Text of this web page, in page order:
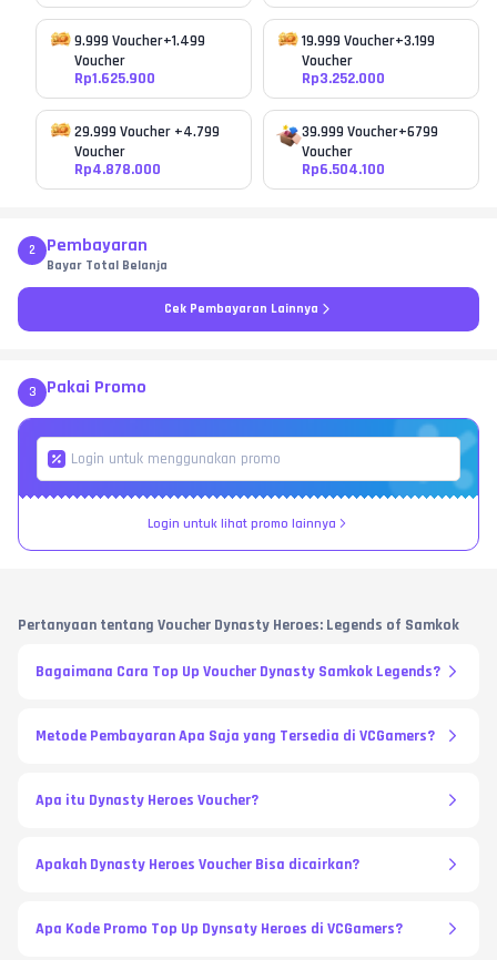
9.999 Voucher+1.499
Voucher
Rp1.625.900
19.999 Voucher+3.199
Voucher
Rp3.252.000
29.999 Voucher +4.799
Voucher
Rp4.878.000
39.999 Voucher+6799
Voucher
Rp6.504.100
2 Pembayaran
Bayar Total Belanja
Cek Pembayaran Lainnya
3 Pakai Promo
Login untuk lihat promo lainnya
Pertanyaan tentang Voucher Dynasty Heroes: Legends of Samkok
Bagaimana Cara Top Up Voucher Dynasty Samkok Legends?
Metode Pembayaran Apa Saja yang Tersedia di VCGamers?
Apa itu Dynasty Heroes Voucher?
Apakah Dynasty Heroes Voucher Bisa dicairkan?
Apa Kode Promo Top Up Dynsaty Heroes di VCGamers?